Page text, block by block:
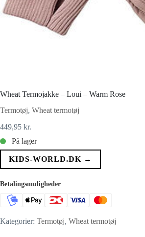
Wheat Termojakke – Loui – Warm Rose
Termotøj, Wheat termotøj
449,95 kr.
På lager
KIDS-WORLD.DK →
Betalingsmuligheder
Kategorier: Termotøj, Wheat termotøj